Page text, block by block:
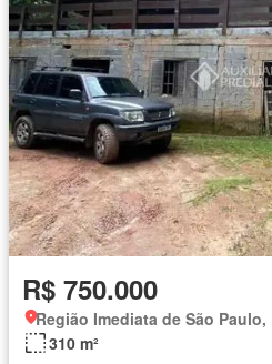
R$ 750.000
310 m²